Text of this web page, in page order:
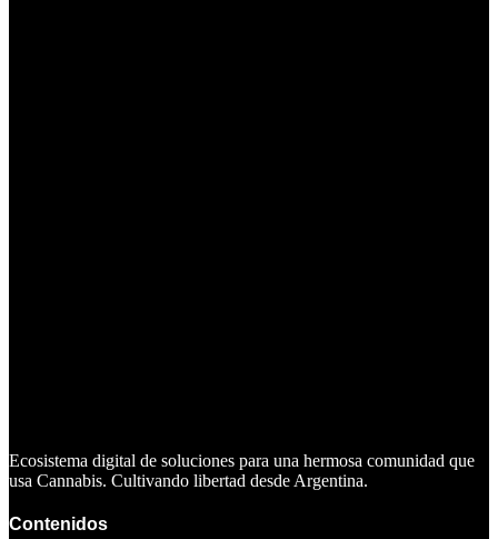
Ecosistema digital de soluciones para una hermosa comunidad que
usa Cannabis. Cultivando libertad desde Argentina.
Contenidos